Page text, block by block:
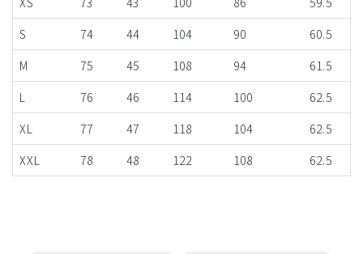
S
74 44 104 90
60.5
M
75 45 108 94
61.5
L
76 46 114 100
62.5
XL
77 47 118 104
62.5
XXL
78 48 122 108 62.5